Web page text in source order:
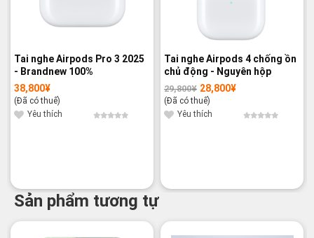
Tai nghe Airpods Pro 3 2025
- Brandnew 100%
38,800¥
(Đã có thuế)
Yêu thích
Tai nghe Airpods 4 chống ồn
chủ động - Nguyên hộp
29,800¥
Giá
gốc
là:
29,800¥.
28,800¥
Giá
hiện
tại
là:
28,800¥.
(Đã có thuế)
Yêu thích
Sản phẩm tương tự